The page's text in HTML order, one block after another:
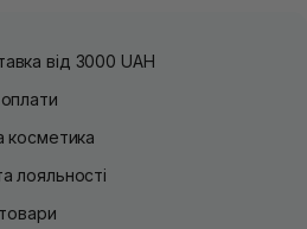
від 3000 UAH
косметика
лояльності